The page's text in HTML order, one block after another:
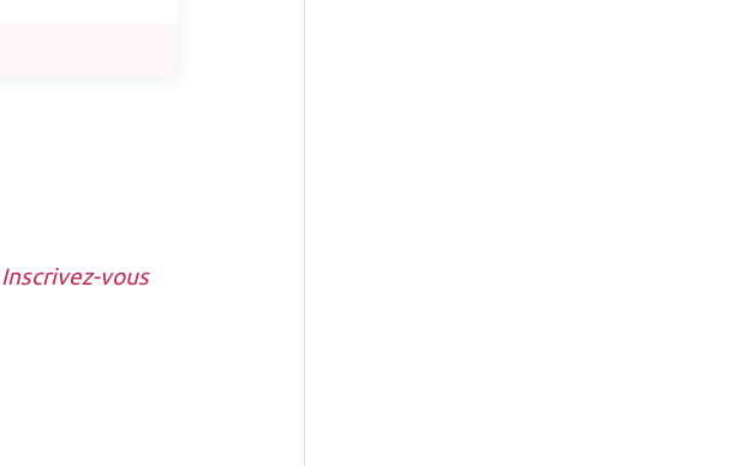
Inscrivez-vous